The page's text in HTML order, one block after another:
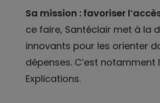
Sa mission : favoriser
ce faire, Santéclair met à la
innovants pour les orienter
dépenses. C’est notamment
Explications.